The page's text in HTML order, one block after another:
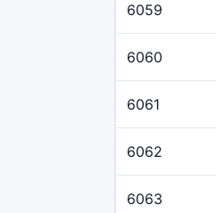
6059
6060
6061
6062
6063